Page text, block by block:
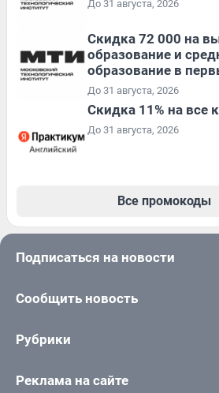
До 31 августа, 2026
Скидка 72 000 на
образование и
образование в
До 31 августа, 2026
Скидка 11% на все
До 31 августа, 2026
Все промокоды
Подписаться на новости
Сообщить новость
Рубрики
Реклама на сайте